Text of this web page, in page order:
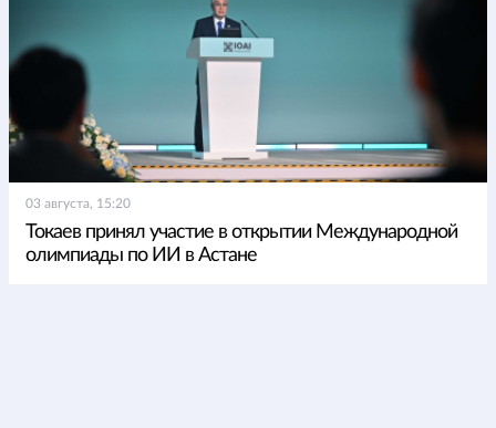
03 августа, 15:20
Токаев принял участие в открытии Международной
олимпиады по ИИ в Астане